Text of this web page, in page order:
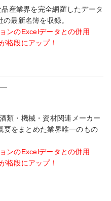
産業界を完全網羅したデータ
の最新名簿を収録。
ンのExcelデータとの併用
格段にアップ！
類・機械・資材関連メーカー
要をまとめた業界唯一のもの
ンのExcelデータとの併用
格段にアップ！